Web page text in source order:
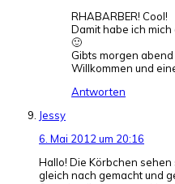
RHABARBER! Cool!
Damit habe ich
🙂
Gibts morgen abend
Willkommen und
Antworten
Jessy
6. Mai 2012 um 20:16
Hallo! Die Körbchen
gleich nach gemacht und